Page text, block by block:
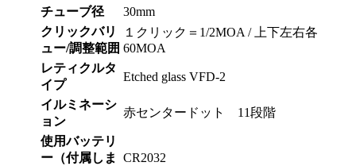
チューブ径
30mm
クリックバリ
ュー/調整範囲
１クリック＝1/2MOA / 上下左右各
60MOA
レティクルタ
イプ
Etched glass VFD-2
イルミネーシ
ョン
赤センタードット 11段階
使用バッテリ
ー（付属しま
CR2032